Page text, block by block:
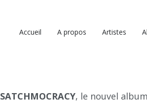
Accueil A propos Artistes
SATCHMOCRACY, le nouvel